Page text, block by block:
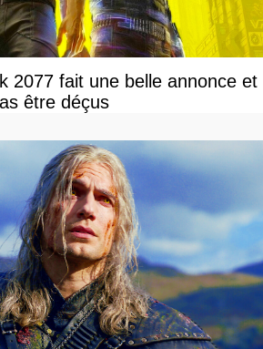
2077 fait une belle annonce et
être déçus